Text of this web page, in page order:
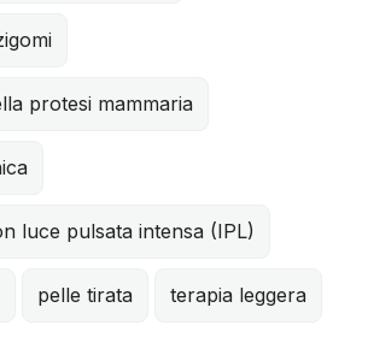
protesi mammaria
luce pulsata intensa (IPL)
pelle tirata terapia leggera